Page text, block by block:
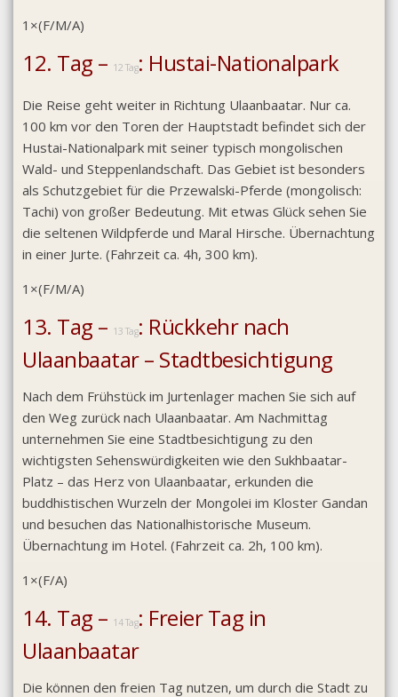
1×(F/M/A)
12. Tag – 12 Tag: Hustai-Nationalpark
Die Reise geht weiter in Richtung Ulaanbaatar. Nur ca.
100 km vor den Toren der Hauptstadt befindet sich der
Hustai-Nationalpark mit seiner typisch mongolischen
Wald- und Steppenlandschaft. Das Gebiet ist besonders
als Schutzgebiet für die Przewalski-Pferde (mongolisch:
Tachi) von großer Bedeutung. Mit etwas Glück sehen Sie
die seltenen Wildpferde und Maral Hirsche. Übernachtung
in einer Jurte. (Fahrzeit ca. 4h, 300 km).
1×(F/M/A)
13. Tag – 13 Tag: Rückkehr nach
Ulaanbaatar – Stadtbesichtigung
Nach dem Frühstück im Jurtenlager machen Sie sich auf
den Weg zurück nach Ulaanbaatar. Am Nachmittag
unternehmen Sie eine Stadtbesichtigung zu den
wichtigsten Sehenswürdigkeiten wie den Sukhbaatar-
Platz – das Herz von Ulaanbaatar, erkunden die
buddhistischen Wurzeln der Mongolei im Kloster Gandan
und besuchen das Nationalhistorische Museum.
Übernachtung im Hotel. (Fahrzeit ca. 2h, 100 km).
1×(F/A)
14. Tag – 14 Tag: Freier Tag in
Ulaanbaatar
Die können den freien Tag nutzen, um durch die Stadt zu